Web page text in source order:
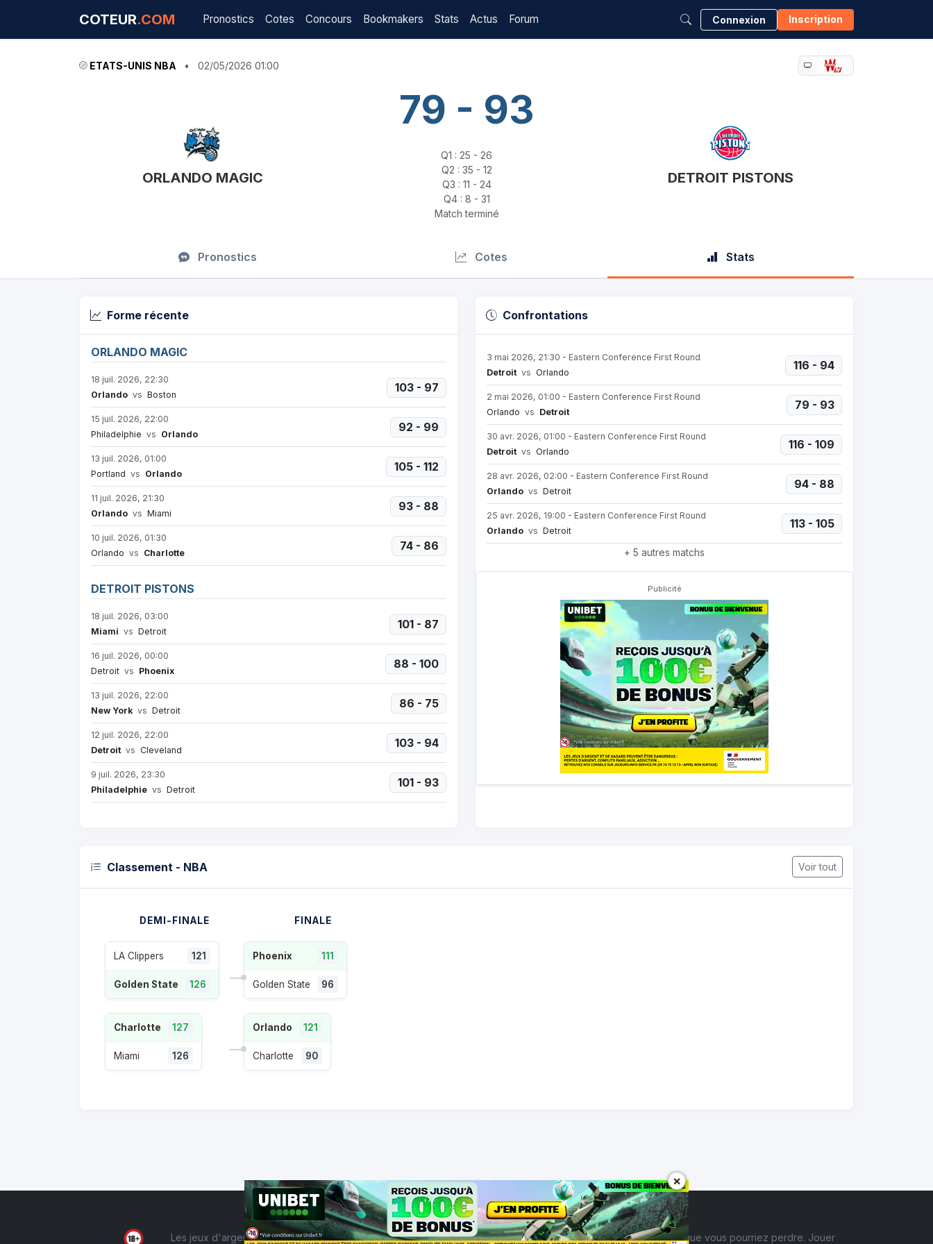
COTEUR.COM Pronostics Cotes Concours Bookmakers Stats Actus Forum Connexion Inscription
ETATS-UNIS NBA • 02/05/2026 01:00
ORLANDO MAGIC
79 - 93
Q1 : 25 - 26
Q2 : 35 - 12
Q3 : 11 - 24
Q4 : 8 - 31
Match terminé
DETROIT PISTONS
Pronostics Cotes Stats
Forme récente
ORLANDO MAGIC
18 juil. 2026, 22:30
Orlando vs Boston
103 - 97
15 juil. 2026, 22:00
Philadelphie vs Orlando
92 - 99
13 juil. 2026, 01:00
Portland vs Orlando
105 - 112
11 juil. 2026, 21:30
Orlando vs Miami
93 - 88
10 juil. 2026, 01:30
Orlando vs Charlotte
74 - 86
DETROIT PISTONS
18 juil. 2026, 03:00
Miami vs Detroit
101 - 87
16 juil. 2026, 00:00
Detroit vs Phoenix
88 - 100
13 juil. 2026, 22:00
New York vs Detroit
86 - 75
12 juil. 2026, 22:00
Detroit vs Cleveland
103 - 94
9 juil. 2026, 23:30
Philadelphie vs Detroit
101 - 93
Confrontations
3 mai 2026, 21:30 - Eastern Conference First Round
Detroit vs Orlando
116 - 94
2 mai 2026, 01:00 - Eastern Conference First Round
Orlando vs Detroit
79 - 93
30 avr. 2026, 01:00 - Eastern Conference First Round
Detroit vs Orlando
116 - 109
28 avr. 2026, 02:00 - Eastern Conference First Round
Orlando vs Detroit
94 - 88
25 avr. 2026, 19:00 - Eastern Conference First Round
Orlando vs Detroit
113 - 105
+ 5 autres matchs
Publicité
Classement - NBA Voir tout
DEMI-FINALE
LA Clippers 121
Golden State 126
Charlotte 127
Miami 126
FINALE
Phoenix 111
Golden State 96
Orlando 121
Charlotte 90
© 2026 Coteur.com -Mentions légales-Vie privée-Contact
Les jeux d'argent et de hasard sont interdits aux mineurs. Ne misez pas des sommes d'argent supérieures à ce que vous pourriez perdre. Jouer
×